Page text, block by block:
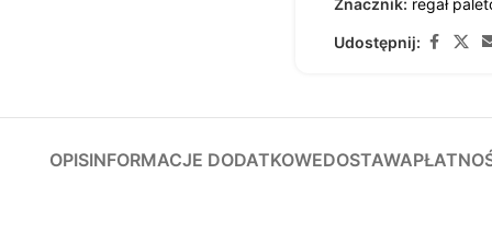
Znacznik: regał
Udostępnij:
OPISINFORMACJE DODATKOWEDOSTAWA